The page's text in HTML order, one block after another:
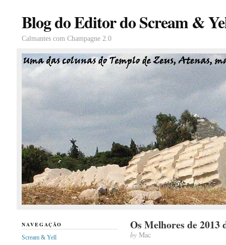
Blog do Editor do Scream &
Calmantes com Champagne 2.0
Os Melhores de 2013
byMac
NAVEGAÇÃO
Scream & Yell